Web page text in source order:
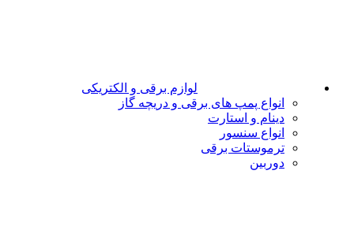
لوازم برقی و الکتریکی
انواع پمپ های برقی و دریچه گاز
دینام و استارت
انواع سنسور
ترموستات برقی
دوربین